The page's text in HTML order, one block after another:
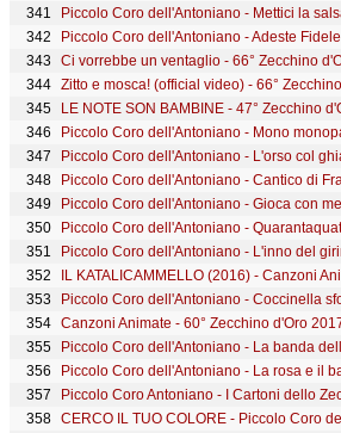
Piccolo Coro dell'Antoniano - Cantico di
Canzoni Animate - 60° Zecchino d'Oro